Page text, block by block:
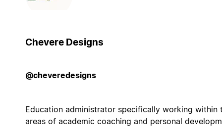
Chevere Designs
@cheveredesigns
Education administrator specifically working within
areas of academic coaching and personal